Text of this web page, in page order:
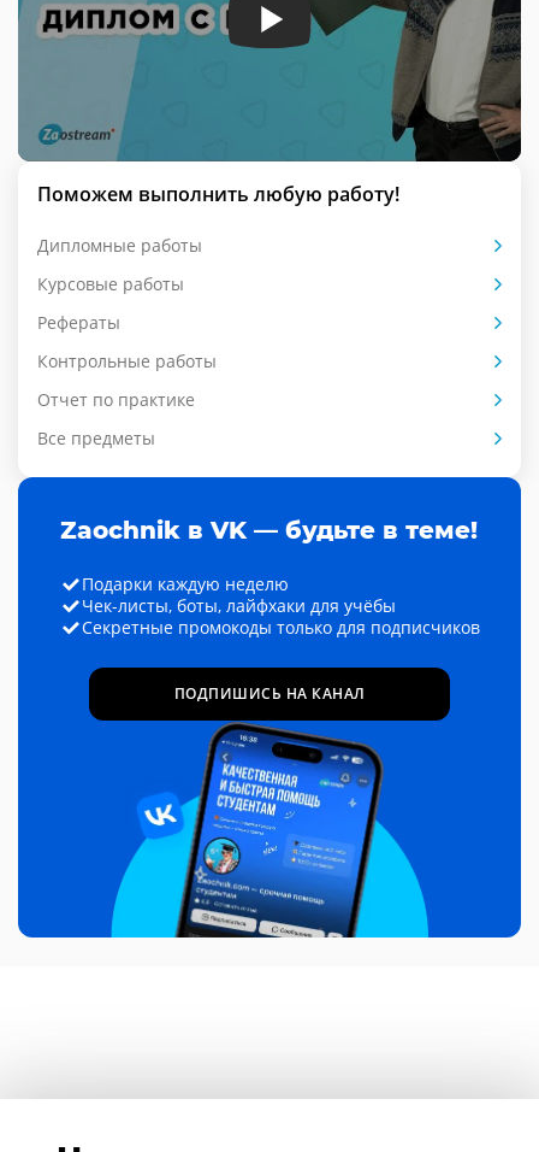
Поможем выполнить любую работу!
Дипломные работы
Курсовые работы
Рефераты
Контрольные работы
Отчет по практике
Все предметы
Zaochnik в VK — будьте в теме!
Подарки каждую неделю
Чек-листы, боты, лайфхаки для учёбы
Секретные промокоды только для подписчиков
ПОДПИШИСЬ НА КАНАЛ